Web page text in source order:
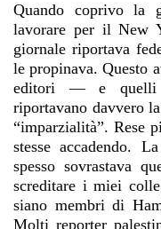
Quando coprivo la
lavorare per il New
giornale riportava
le propinava. Questo
editori — e quelli
riportavano davvero
“imparzialità”. Rese
stesse accadendo.
spesso sovrastava
screditare i miei
siano membri di
Molti reporter